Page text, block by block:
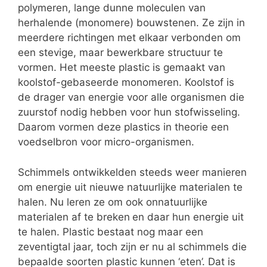
polymeren, lange dunne moleculen van
herhalende (monomere) bouwstenen. Ze zijn in
meerdere richtingen met elkaar verbonden om
een stevige, maar bewerkbare structuur te
vormen. Het meeste plastic is gemaakt van
koolstof-gebaseerde monomeren. Koolstof is
de drager van energie voor alle organismen die
zuurstof nodig hebben voor hun stofwisseling.
Daarom vormen deze plastics in theorie een
voedselbron voor micro-organismen.
Schimmels ontwikkelden steeds weer manieren
om energie uit nieuwe natuurlijke materialen te
halen. Nu leren ze om ook onnatuurlijke
materialen af te breken en daar hun energie uit
te halen. Plastic bestaat nog maar een
zeventigtal jaar, toch zijn er nu al schimmels die
bepaalde soorten plastic kunnen ‘eten’. Dat is